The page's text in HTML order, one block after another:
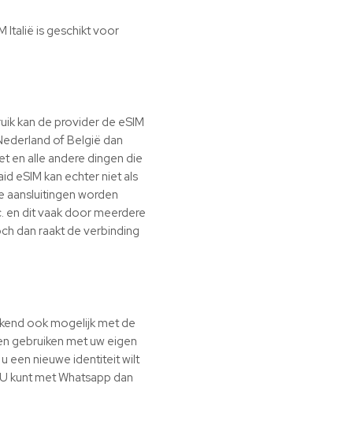
Italië is geschikt voor
kan de provider de eSIM
of België dan
en alle andere dingen die
eSIM kan echter niet als
aansluitingen worden
en dit vaak door meerdere
dan raakt de verbinding
ook mogelijk met de
gebruiken met uw eigen
een nieuwe identiteit wilt
kunt met Whatsapp dan